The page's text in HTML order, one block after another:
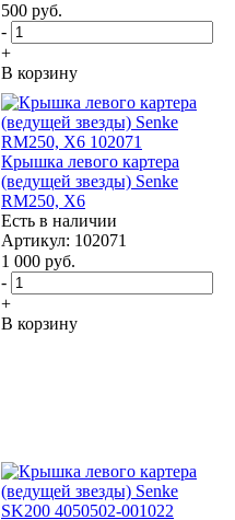
500 руб.
-
+
В корзину
Крышка левого картера
(ведущей звезды) Senke
RM250, X6
Есть в наличии
Артикул: 102071
1 000 руб.
-
+
В корзину